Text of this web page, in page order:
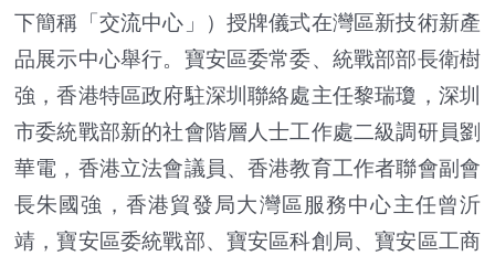
下簡稱「交流中心」）授牌儀式在灣區新技術新產
品展示中心舉行。寶安區委常委、統戰部部長衛樹
強，香港特區政府駐深圳聯絡處主任黎瑞瓊，深圳
市委統戰部新的社會階層人士工作處二級調研員劉
華電，香港立法會議員、香港教育工作者聯會副會
長朱國強，香港貿發局大灣區服務中心主任曾沂
靖，寶安區委統戰部、寶安區科創局、寶安區工商